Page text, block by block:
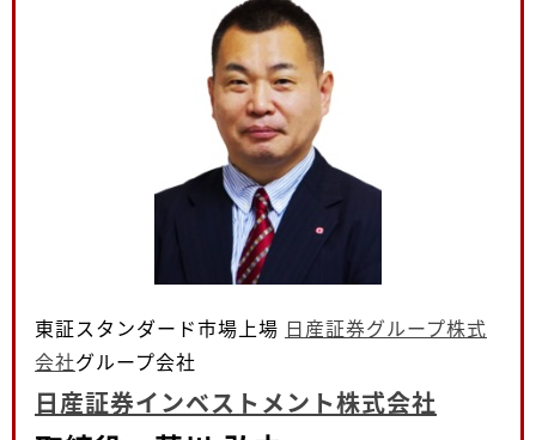
東証スタンダード市場上場 日産証券グループ株式
会社グループ会社
日産証券インベストメント株式会社